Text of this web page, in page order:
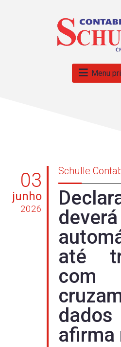
Menu
03
junho
2026
Schulle
até
afirma